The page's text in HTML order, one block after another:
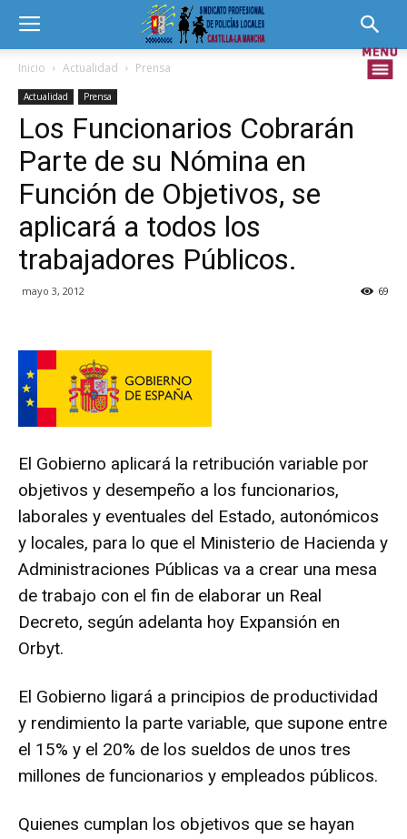
Inicio Actualidad Prensa
Actualidad Prensa
Los Funcionarios Cobrarán
Parte de su Nómina en
Función de Objetivos, se
aplicará a todos los
trabajadores Públicos.
mayo 3, 2012 69
El Gobierno aplicará la retribución variable por
objetivos y desempeño a los funcionarios,
laborales y eventuales del Estado, autonómicos
y locales, para lo que el Ministerio de Hacienda y
Administraciones Públicas va a crear una mesa
de trabajo con el fin de elaborar un Real
Decreto, según adelanta hoy Expansión en
Orbyt.
El Gobierno ligará a principios de productividad
y rendimiento la parte variable, que supone entre
el 15% y el 20% de los sueldos de unos tres
millones de funcionarios y empleados públicos.
Quienes cumplan los objetivos que se hayan